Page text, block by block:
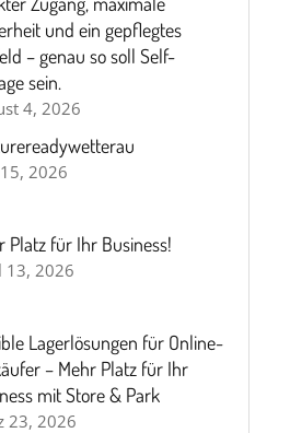
und ein gepflegtes
– genau so soll Self-
sein.
4, 2026
2026
Platz für Ihr Business!
13, 2026
Lagerlösungen für Online-
– Mehr Platz für Ihr
mit Store & Park
23, 2026